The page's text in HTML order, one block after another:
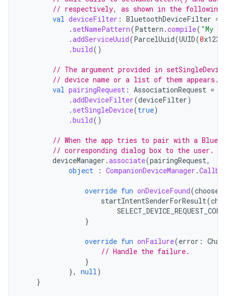
// respectively, as shown in the following
val deviceFilter : BluetoothDeviceFilter =
. setNamePattern(Pattern .compile( "My
.addServiceUuid(ParcelUuid(UUID(0
.build()
// The argument provided in
// device name or a list of them appears.
val pairingRequest : AssociationRequest =
.addDeviceFilter(deviceFilter)
. setSingleDevice(true)
.build()
// When the app tries to pair with a
// corresponding dialog box to the user.
deviceManager .associate(pairingRequest,
object
: CompanionDeviceManager .
override fun onDeviceFound(
startIntentSenderForResult(
SELECT_DEVICE_REQUEST_CODE
}
override fun onFailure(error :
// Handle the failure.
}
},
null )
}